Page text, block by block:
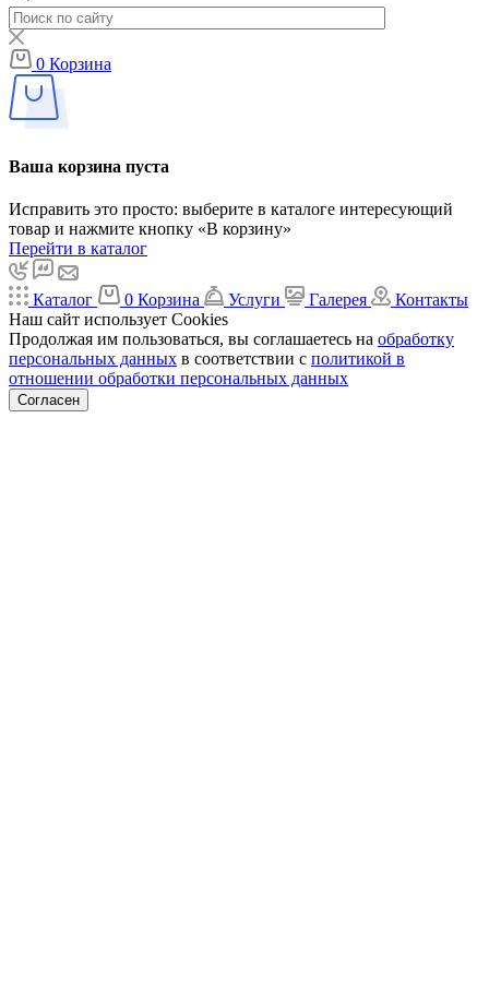
0 Корзина
Ваша корзина пуста
Исправить это просто: выберите в каталоге интересующий
товар и нажмите кнопку «В корзину»
Перейти в каталог
Каталог 0 Корзина Услуги Галерея
Контакты
Наш сайт использует Cookies
Продолжая им пользоваться, вы соглашаетесь на обработку
персональных данных в соответствии с политикой в
отношении обработки персональных данных
Согласен